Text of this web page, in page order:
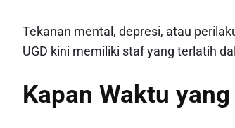
Tekanan mental, depresi, atau
UGD kini memiliki staf yang terlatih
Kapan Waktu